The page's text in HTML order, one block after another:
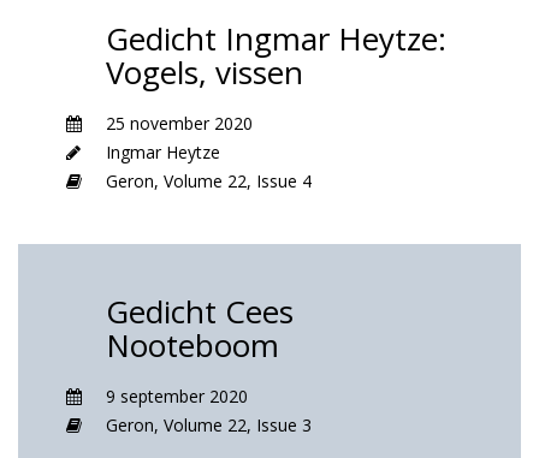
Gedicht Ingmar Heytze:
Vogels, vissen
25 november 2020
Ingmar Heytze
Geron, Volume 22, Issue 4
Gedicht Cees
Nooteboom
9 september 2020
Geron, Volume 22, Issue 3